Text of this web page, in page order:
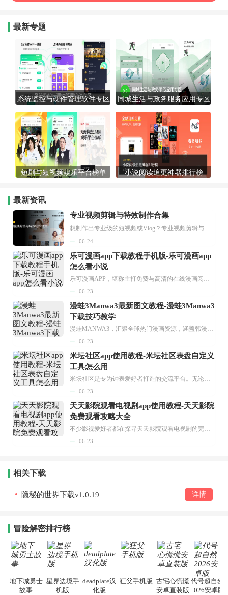
最新专题
系统监控与硬件管理软件专区 同城生活与政务服务应用专区
短剧与短视频娱乐平台榜单 小说阅读追更神器排行榜
最新资讯
专业视频剪辑与特效制作合集
想制作出专业级的短视频或Vlog？专业视频剪辑与特效制作大全专题为你提供了从剪辑、抠像到特效包装的全套解决方案。无论是添加炫酷的片头、进行精准的视频抠图，还是制...
06-24
乐可漫画app下载教程手机版-乐可漫画app
怎么看小说
乐可漫画APP，堪称主打免费与高清的在线漫画阅读神器。其官方版提供海量完整版漫画资源，无论是国内漫画，还是日漫、韩漫、台漫、美漫等国外漫画，应有尽有，随时供你阅读。只需轻点一下，便能直接进入阅读界面。不仅如此，乐可漫画最新版本更新速度极快，在这里，你总能抢先看到全网一手漫画章节内容！...
06-23
漫蛙3Manwa3最新图文教程-漫蛙3Manwa3
下载技巧教学
漫蛙MANWA3，汇聚全球热门漫画资源，涵盖韩漫、欧美漫画、国漫等多种类型，题材丰富多样，全方位满足用户阅读喜好。它不仅是阅读平台，更是创作平台，为广大用户打造零门槛创作环境。...
06-23
米坛社区app使用教程-米坛社区表盘自定义
工具怎么用
米坛社区是专为钟表爱好者打造的交流平台。无论你是初涉钟表领域的普通爱好者，还是拥有多年收藏经验的资深玩家，都能在此找到属于自己的天地。 无需注册，就能轻松参与其中。通过专业的讨论论坛与丰富的交互功能，你可与世界各地的钟表爱好者畅快交流。若你钟情于钟表，米坛社区无疑是值得一试的理想之选。在这里，你能获取最新的手表资讯，交流见解，提升鉴赏品味，让每一块手表都成为收藏故事中重要的一部分。感兴趣的朋友，不要错过下载机会。...
06-23
天天影院观看电视剧app使用教程-天天影院
免费观看攻略大全
不少影视爱好者都在探寻天天影院观看电视剧的完整方法，结合最新平台使用规则，本篇新手入门攻略全面讲解观看渠道、检索流程、播放设置以及画面模式调整等实用内容。全文适配手机、电脑等主流设备，步骤简洁易懂，无论是初次使用的新手，还是想要优化观影体验的用户，都能参照内容快速上手，熟练掌握平台各项操作技巧，轻松畅享影视内容。...
06-23
相关下载
隐秘的世界下载v1.0.19 详情
冒险解密排行榜
地下城勇士
故事
星界边境手
机版
deadplate汉
化版
狂父手机版 古宅心慌慌
安卓直装版
代号超自然2
026安卓版